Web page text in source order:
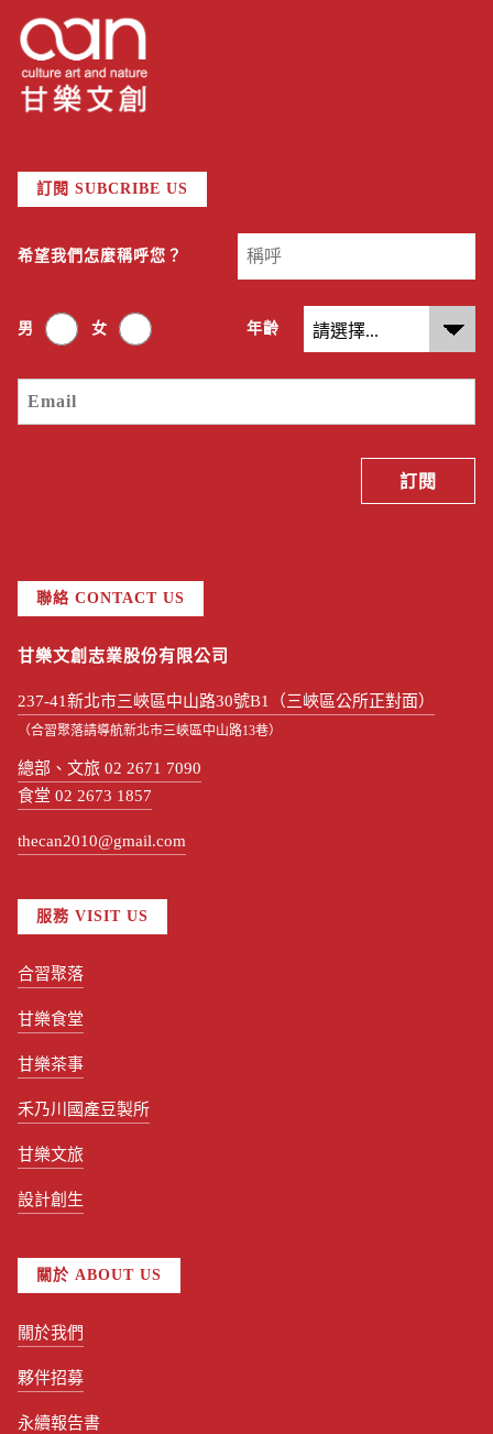
訂閱 SUBCRIBE US
希望我們怎麼稱呼您？
男 女 年齡
聯絡 CONTACT US
甘樂文創志業股份有限公司
237-41新北市三峽區中山路30號B1（三峽區公所正對面）
（合習聚落請導航新北市三峽區中山路13巷）
總部、文旅 02 2671 7090
食堂 02 2673 1857
thecan2010@gmail.com
服務 VISIT US
合習聚落
甘樂食堂
甘樂茶事
禾乃川國產豆製所
甘樂文旅
設計創生
關於 ABOUT US
關於我們
夥伴招募
永續報告書